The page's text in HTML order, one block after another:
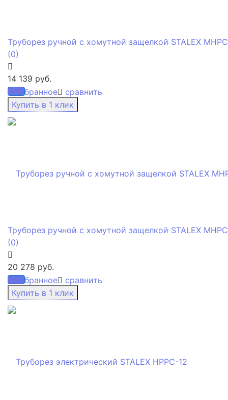
избранное сравнить
Труборез ручной с хомутной защелкой STALEX
(0)
14 139 руб.
избранное сравнить
Труборез ручной с хомутной защелкой STALEX
(0)
20 278 руб.